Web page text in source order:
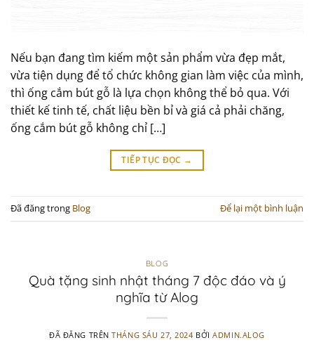
Nếu bạn đang tìm kiếm một sản phẩm vừa đẹp mắt,
vừa tiện dụng để tổ chức không gian làm việc của mình,
thì ống cắm bút gỗ là lựa chọn không thể bỏ qua. Với
thiết kế tinh tế, chất liệu bền bỉ và giá cả phải chăng,
ống cắm bút gỗ không chỉ […]
TIẾP TỤC ĐỌC →
Đã đăng trong Blog Để lại một bình luận
BLOG
Quà tặng sinh nhật tháng 7 độc đáo và ý
nghĩa từ Alog
ĐÃ ĐĂNG TRÊNTHÁNG SÁU 27, 2024 BỞIADMIN.ALOG